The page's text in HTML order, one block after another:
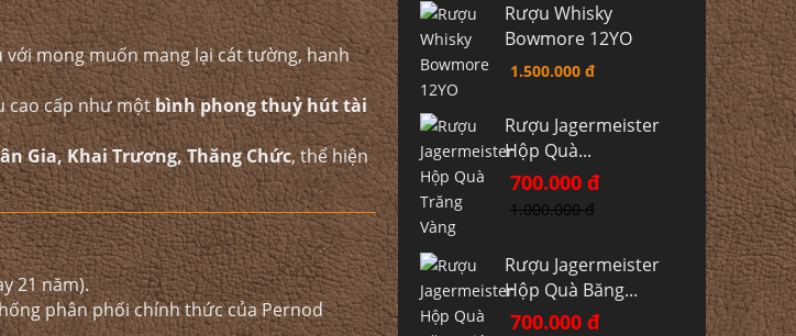
mong muốn mang lại cát tường, hanh
cao cấp như mộtbình phong thuỷ hút tài
Gia, Khai Trương, Thăng Chức, thể hiện
21 năm).
phân phối chính thức của Pernod
Rượu Whisky
Bowmore 12YO
1.500.000 đ
Rượu Jagermeister
Hộp Quà...
700.000 đ
1.000.000 đ
Rượu Jagermeister
Hộp Quà Băng...
700.000 đ